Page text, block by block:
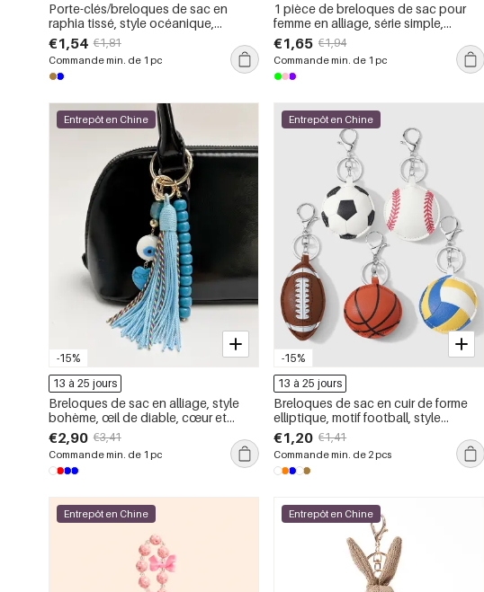
Porte-clés/breloques de sac en
raphia tissé, style océanique,
couleurs mélangées, collection
Simple, série Vacances
€1,54 €1,81
Commande min. de 1 pc
1 pièce de breloques de sac pour
femme en alliage, série simple,
décontractées, visage souriant
€1,65 €1,94
Commande min. de 1 pc
-15%
Entrepôt en Chine
13 à 25 jours
Breloques de sac en alliage, style
bohème, œil de diable, cœur et
pompon
€2,90 €3,41
Commande min. de 1 pc
-15%
Entrepôt en Chine
13 à 25 jours
Breloques de sac en cuir de forme
elliptique, motif football, style
décontracté et multicolore,
collection Simple Series
€1,20 €1,41
Commande min. de 2 pcs
Entrepôt en Chine Entrepôt en Chine